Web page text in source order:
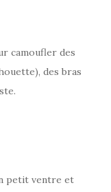
camoufler des
des bras
petit ventre et